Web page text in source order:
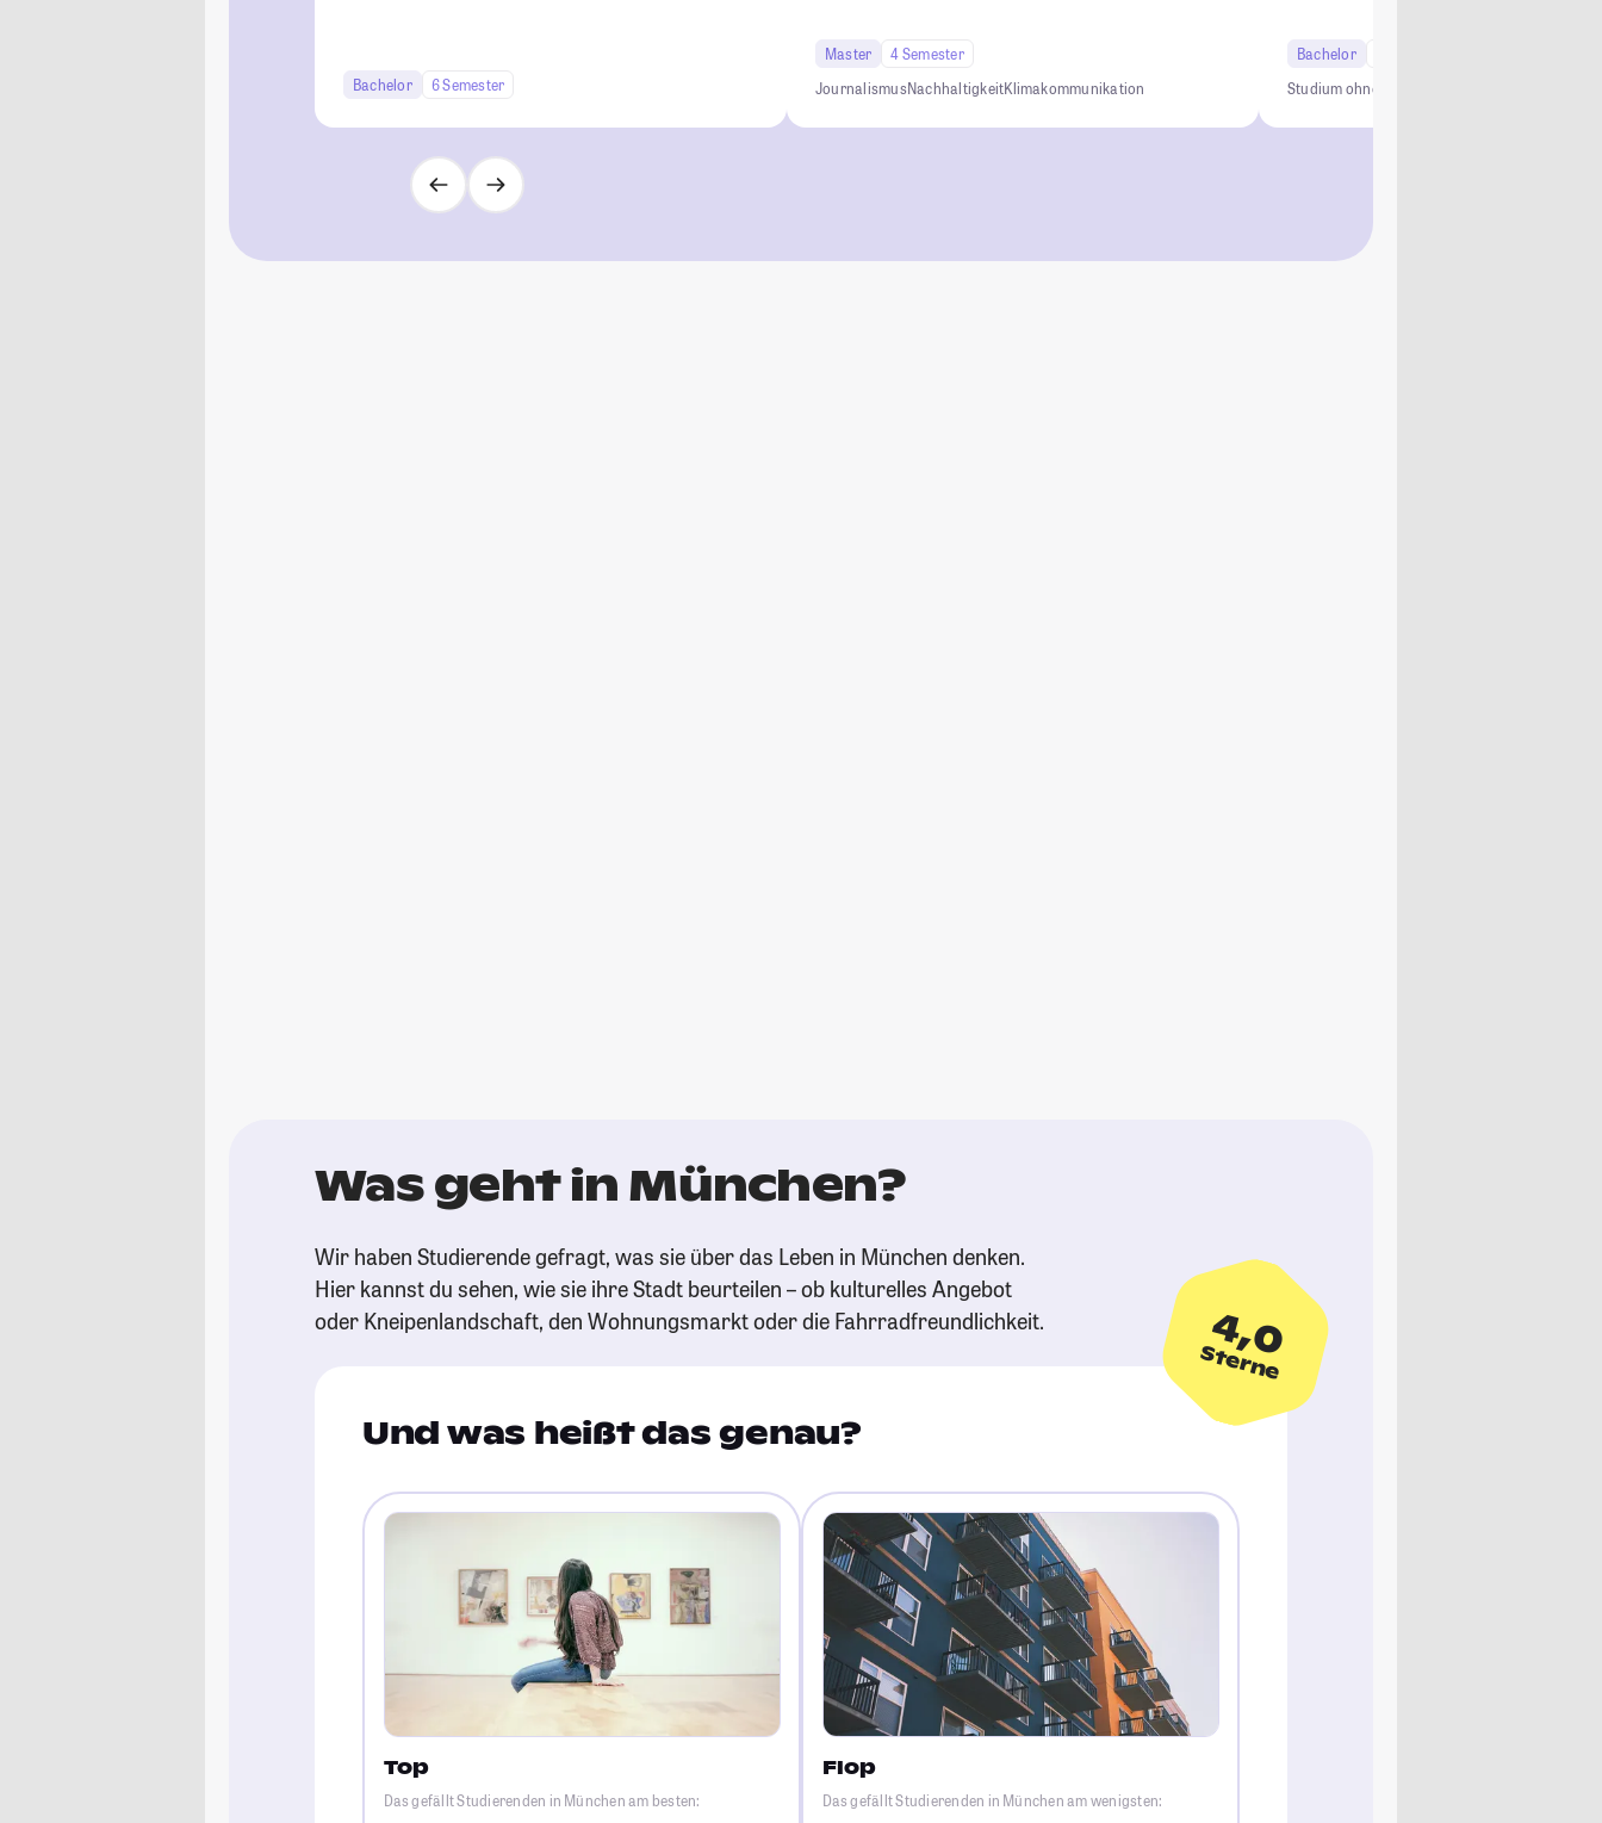
Bachelor 6 Semester
Master
4 Semester
JournalismusNachhaltigkeitKlimakommunikation
Bachelor
Studium ohne NC
Was geht in München?
Wir haben Studierende gefragt, was sie über das Leben in München denken.
Hier kannst du sehen, wie sie ihre Stadt beurteilen – ob kulturelles Angebot
oder Kneipenlandschaft, den Wohnungsmarkt oder die Fahrradfreundlichkeit.
4,0
Sterne
Und was heißt das genau?
Top
Das gefällt Studierenden in München am besten:
Flop
Das gefällt Studierenden in München am wenigsten: